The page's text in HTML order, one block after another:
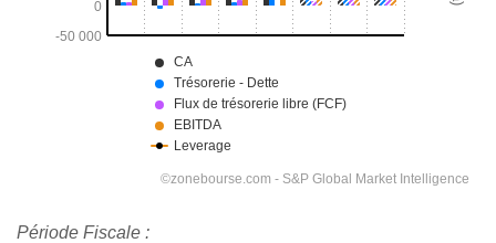
Période Fiscale :